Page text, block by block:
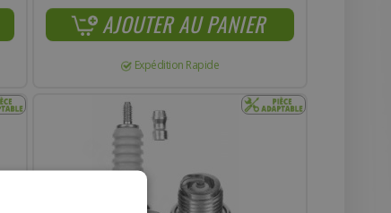
AJOUTER AU PANIER
Expédition Rapide